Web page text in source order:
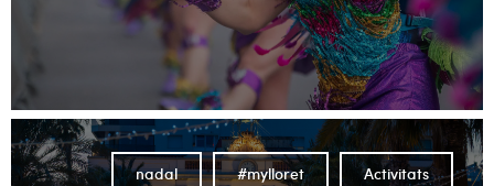
Activitats
#mylloret
nadal